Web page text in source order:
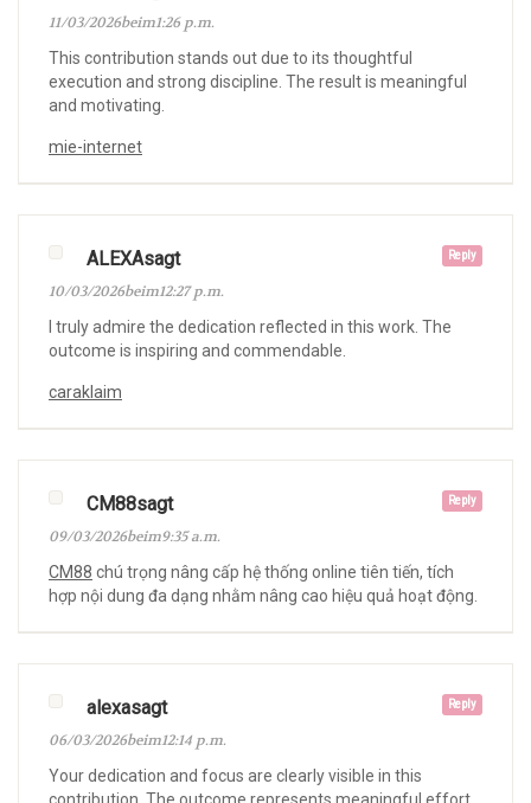
11/03/2026beim1:26 p.m.
This contribution stands out due to its thoughtful
execution and strong discipline. The result is meaningful
and motivating.
mie-internet
Reply
ALEXAsagt
10/03/2026beim12:27 p.m.
I truly admire the dedication reflected in this work. The
outcome is inspiring and commendable.
caraklaim
Reply
CM88sagt
09/03/2026beim9:35 a.m.
CM88 chú trọng nâng cấp hệ thống online tiên tiến, tích
hợp nội dung đa dạng nhằm nâng cao hiệu quả hoạt động.
Reply
alexasagt
06/03/2026beim12:14 p.m.
Your dedication and focus are clearly visible in this